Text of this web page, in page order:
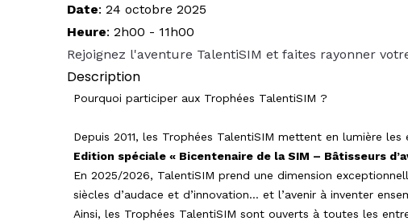
Date: 24 octobre 2025
Heure: 2h00 - 11h00
Rejoignez l'aventure TalentiSIM et faites rayonner
Description
Pourquoi participer aux Trophées TalentiSIM ?
Depuis 2011, les Trophées TalentiSIM mettent en lumière
Edition spéciale « Bicentenaire de la SIM – Bâtisseurs
En 2025/2026, TalentiSIM prend une dimension
siècles d’audace et d’innovation… et l’avenir à inventer
Ainsi, les Trophées TalentiSIM sont ouverts à toutes les